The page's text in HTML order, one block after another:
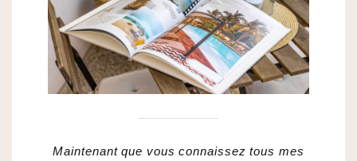
Maintenant que vous connaissez tous mes